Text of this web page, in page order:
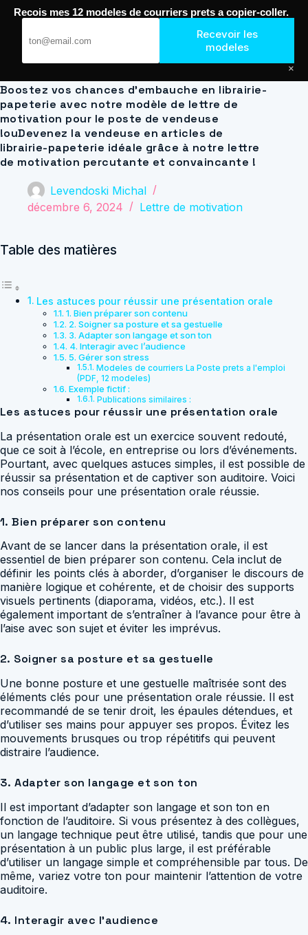
Passer
Boostez vos chances d’embauche en librairie-
papeterie avec notre modèle de lettre de
motivation pour le poste de vendeuse
!ouDevenez la vendeuse en articles de
librairie-papeterie idéale grâce à notre lettre
de motivation percutante et convaincante !
Levendoski Michal
décembre 6, 2024
Lettre de motivation
Table des matières
Les astuces pour réussir une présentation orale
1. Bien préparer son contenu
2. Soigner sa posture et sa gestuelle
3. Adapter son langage et son ton
4. Interagir avec l’audience
5. Gérer son stress
Modeles de courriers La Poste prets a l'emploi
(PDF, 12 modeles)
Exemple fictif :
Publications similaires :
Les astuces pour réussir une présentation orale
La présentation orale est un exercice souvent redouté,
que ce soit à l’école, en entreprise ou lors d’événements.
Pourtant, avec quelques astuces simples, il est possible de
réussir sa présentation et de captiver son auditoire. Voici
nos conseils pour une présentation orale réussie.
1. Bien préparer son contenu
Avant de se lancer dans la présentation orale, il est
essentiel de bien préparer son contenu. Cela inclut de
définir les points clés à aborder, d’organiser le discours de
manière logique et cohérente, et de choisir des supports
visuels pertinents (diaporama, vidéos, etc.). Il est
également important de s’entraîner à l’avance pour être à
l’aise avec son sujet et éviter les imprévus.
2. Soigner sa posture et sa gestuelle
Une bonne posture et une gestuelle maîtrisée sont des
éléments clés pour une présentation orale réussie. Il est
recommandé de se tenir droit, les épaules détendues, et
d’utiliser ses mains pour appuyer ses propos. Évitez les
mouvements brusques ou trop répétitifs qui peuvent
distraire l’audience.
3. Adapter son langage et son ton
Il est important d’adapter son langage et son ton en
fonction de l’auditoire. Si vous présentez à des collègues,
un langage technique peut être utilisé, tandis que pour une
présentation à un public plus large, il est préférable
d’utiliser un langage simple et compréhensible par tous. De
même, variez votre ton pour maintenir l’attention de votre
auditoire.
4. Interagir avec l’audience
Recois mes 12 modeles de courriers prets a copier-coller.
Recevoir les
modeles
×